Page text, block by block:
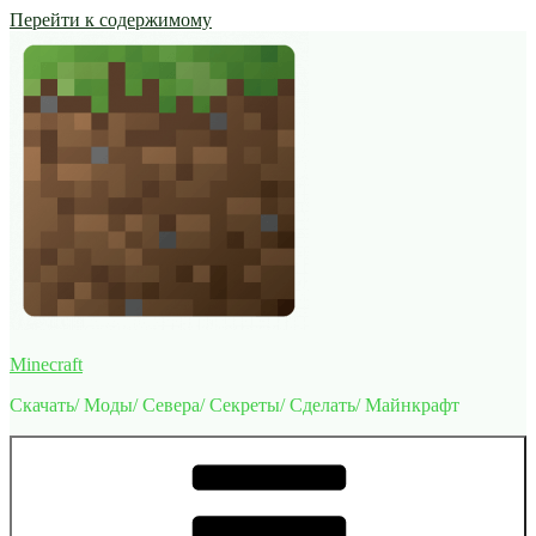
Перейти к содержимому
Minecraft
Скачать/ Моды/ Севера/ Секреты/ Сделать/ Майнкрафт